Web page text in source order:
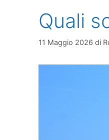
Quali
11 Maggio 2026 di